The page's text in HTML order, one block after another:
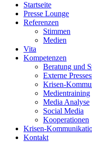
Startseite
Presse Lounge
Referenzen
Stimmen
Medien
Vita
Kompetenzen
Beratung und
Externe
Krisen-
Medientraining
Media Analyse
Social Media
Kooperationen
Krisen-
Kontakt